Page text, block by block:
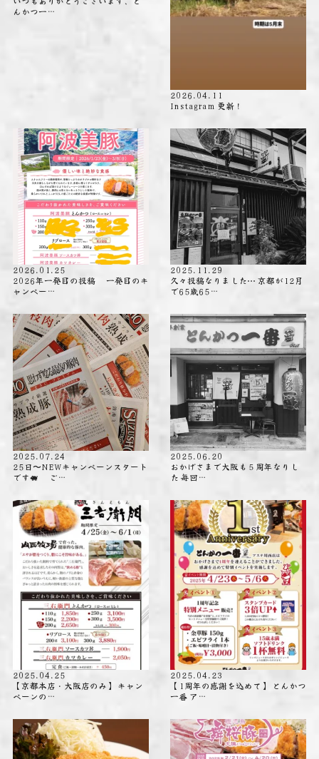
んかつ一…
2026.04.11
Instagram 更新！
2026.01.25
2026年一発目の投稿 一発目のキ
ャンペー…
2025.11.29
久々投稿なりました⋯ 京都が12月
で65歳65…
2025.07.24
25日〜NEWキャンペーンスタート
です🐖 ご…
2025.06.20
おかげさまで大阪も５周年なりし
た️ 毎回…
2025.04.25
【京都本店・大阪店のみ】 キャン
ペーンの…
2025.04.23
【1周年の感謝を込めて】 とんかつ
一番 ア…